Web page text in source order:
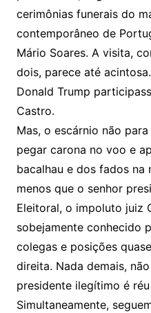
cerimônias funerais do
contemporâneo de
Mário Soares. A visita,
dois, parece até
Donald Trump
Castro.
Mas, o escárnio não
pegar carona no voo e
bacalhau e dos fados na
menos que o senhor
Eleitoral, o impoluto juiz
sobejamente conhecido
colegas e posições
direita. Nada demais,
presidente ilegítimo é
Simultaneamente,